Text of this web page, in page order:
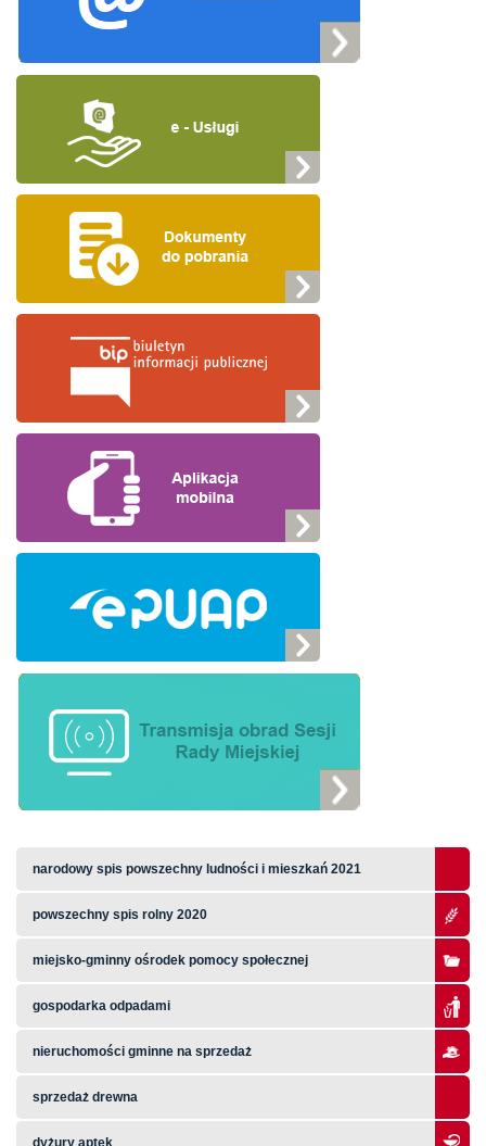
narodowy spis powszechny ludności i mieszkań 2021
powszechny spis rolny 2020
miejsko-gminny ośrodek pomocy społecznej
gospodarka odpadami
nieruchomości gminne na sprzedaż
sprzedaż drewna
dyżury aptek